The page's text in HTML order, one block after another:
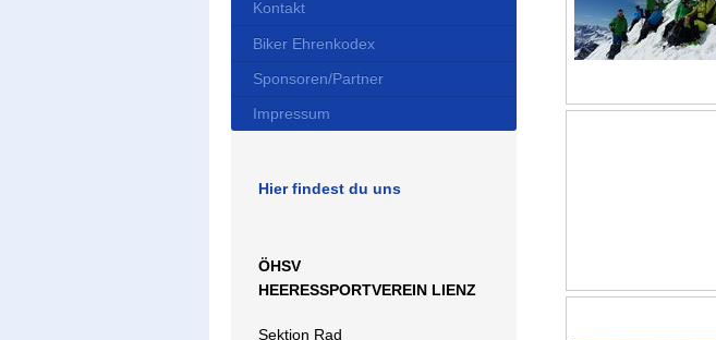
Kontakt
Biker Ehrenkodex
Sponsoren/Partner
Impressum
Hier findest du uns
ÖHSV
HEERESSPORTVEREIN LIENZ
Sektion Rad